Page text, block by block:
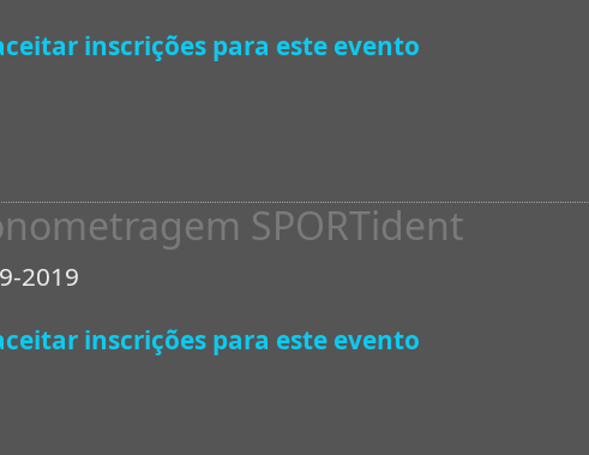
inscrições para este evento
SPORTident
2019
inscrições para este evento